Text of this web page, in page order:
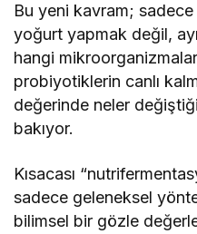
Bu yeni kavram;
yoğurt yapmak değil,
hangi
probiyotiklerin canlı
değerinde neler
bakıyor.
Kısacası
sadece geleneksel
bilimsel bir gözle